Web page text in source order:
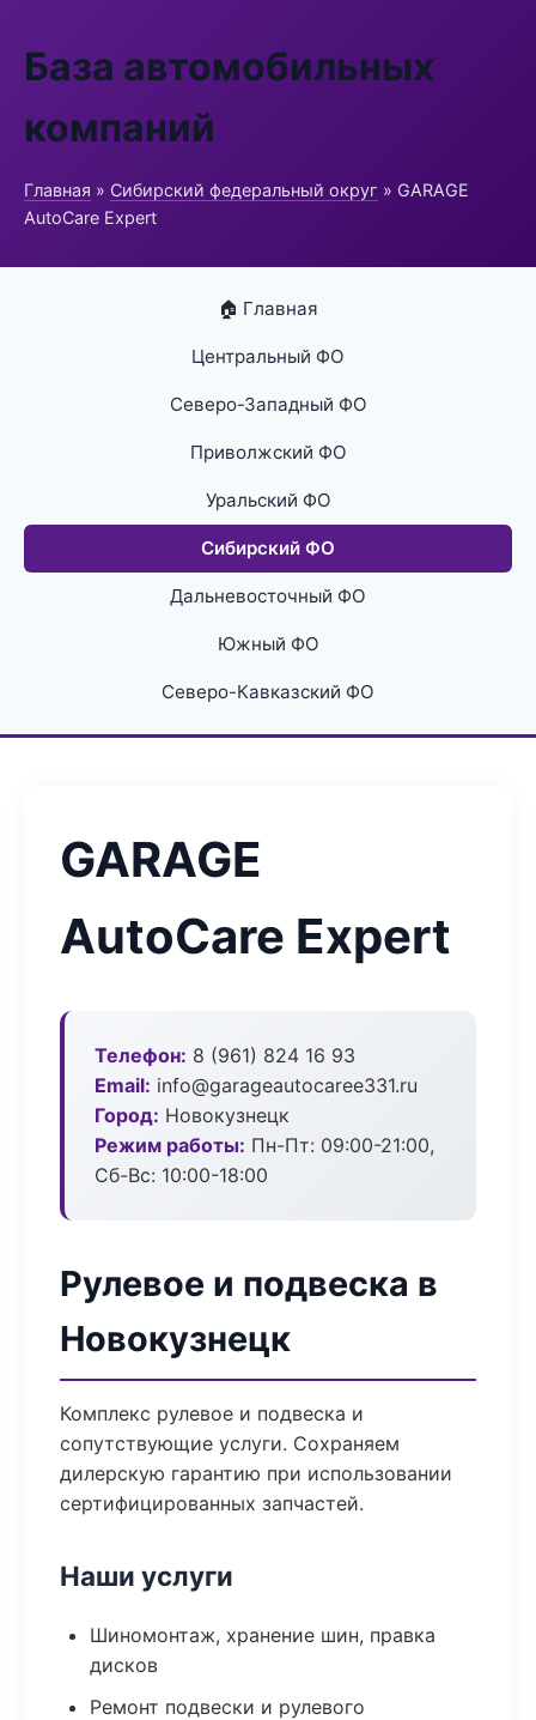
База автомобильных
компаний
Главная » Сибирский федеральный округ » GARAGE
AutoCare Expert
🏠 Главная
Центральный ФО
Северо-Западный ФО
Приволжский ФО
Уральский ФО
Сибирский ФО
Дальневосточный ФО
Южный ФО
Северо-Кавказский ФО
GARAGE
AutoCare Expert
Телефон: 8 (961) 824 16 93
Email: info@garageautocaree331.ru
Город: Новокузнецк
Режим работы: Пн-Пт: 09:00-21:00,
Сб-Вс: 10:00-18:00
Рулевое и подвеска в
Новокузнецк
Комплекс рулевое и подвеска и
сопутствующие услуги. Сохраняем
дилерскую гарантию при использовании
сертифицированных запчастей.
Наши услуги
Шиномонтаж, хранение шин, правка
дисков
Ремонт подвески и рулевого